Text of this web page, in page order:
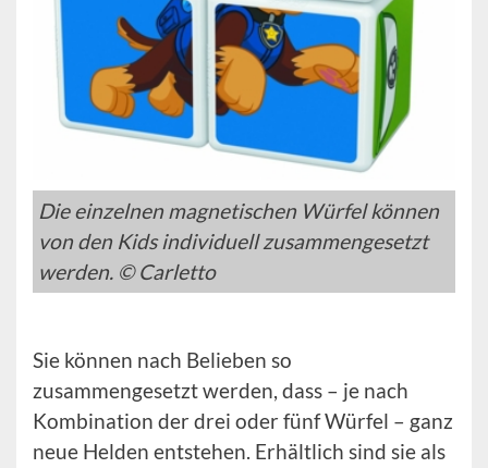
Die einzelnen magnetischen Würfel können
von den Kids individuell zusammengesetzt
werden. © Carletto
Sie können nach Belieben so
zusammengesetzt werden, dass – je nach
Kombination der drei oder fünf Würfel – ganz
neue Helden entstehen. Erhältlich sind sie als